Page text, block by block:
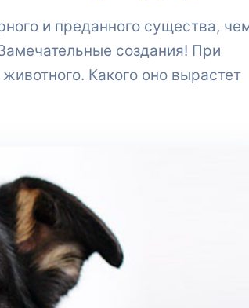
и преданного существа,
создания! При
Какого оно вырастет